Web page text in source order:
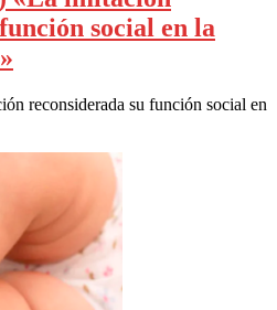
social en la
reconsiderada su función social en